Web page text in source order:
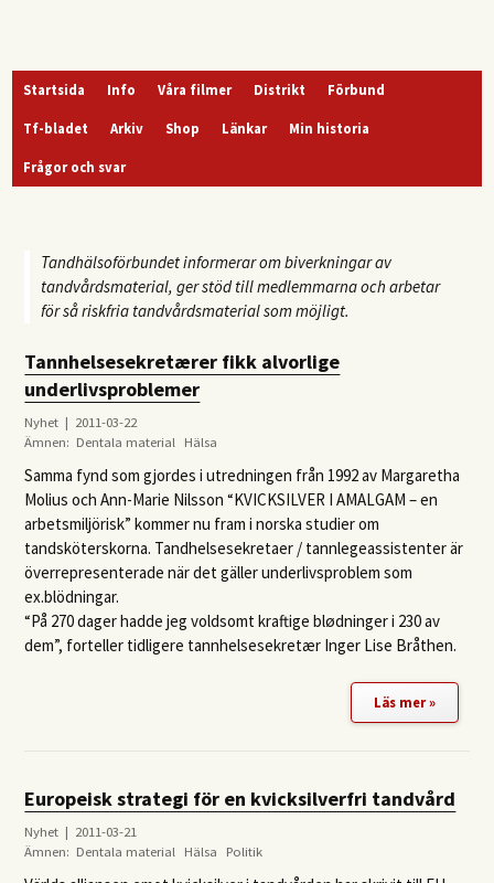
Startsida Info Våra filmer Distrikt Förbund
Tf-bladet Arkiv Shop Länkar Min historia
Frågor och svar
Tandhälsoförbundet informerar om biverkningar av
tandvårdsmaterial, ger stöd till medlemmarna och arbetar
för så riskfria tandvårdsmaterial som möjligt.
Tannhelsesekretærer fikk alvorlige
underlivsproblemer
Nyhet | 2011-03-22
Ämnen: Dentala material Hälsa
Samma fynd som gjordes i utredningen från 1992 av Margaretha
Molius och Ann-Marie Nilsson “KVICKSILVER IAMALGAM – en
arbetsmiljörisk” kommer nu fram i norska studier om
tandsköterskorna. Tandhelsesekretaer / tannlegeassistenter är
överrepresenterade när det gäller underlivsproblem som
ex.blödningar.
“På 270 dager hadde jeg voldsomt kraftige blødninger i 230 av
dem”, forteller tidligere tannhelsesekretær Inger Lise Bråthen.
Läs mer »
Europeisk strategi för en kvicksilverfri tandvård
Nyhet | 2011-03-21
Ämnen: Dentala material Hälsa Politik